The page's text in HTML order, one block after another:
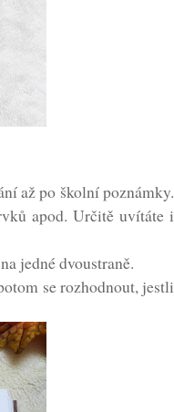
až po školní poznámky.
apod. Určitě uvítáte i
jedné dvoustraně.
se rozhodnout, jestli